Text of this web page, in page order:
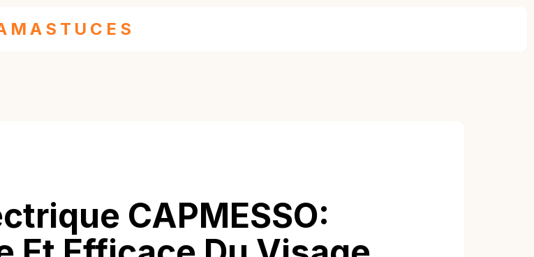
CAPMESSO: